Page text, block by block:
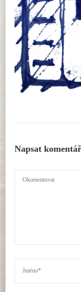
Napsat komentář